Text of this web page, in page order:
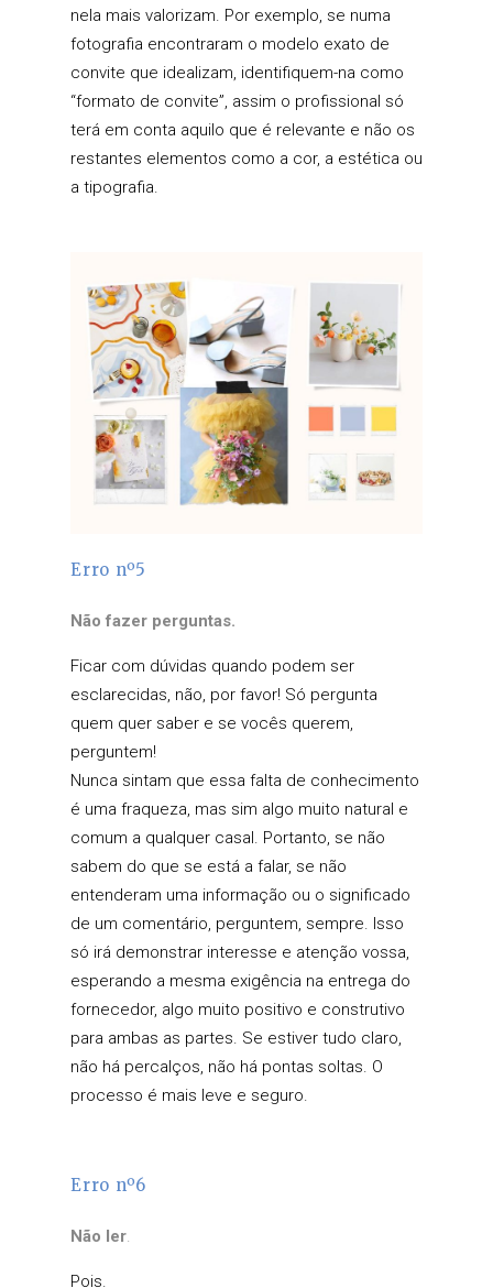
nela mais valorizam. Por exemplo, se numa
fotografia encontraram o modelo exato de
convite que idealizam, identifiquem-na como
“formato de convite”, assim o profissional só
terá em conta aquilo que é relevante e não os
restantes elementos como a cor, a estética ou
a tipografia.
Erro nº5
Não fazer perguntas.
Ficar com dúvidas quando podem ser
esclarecidas, não, por favor! Só pergunta
quem quer saber e se vocês querem,
perguntem!
Nunca sintam que essa falta de conhecimento
é uma fraqueza, mas sim algo muito natural e
comum a qualquer casal. Portanto, se não
sabem do que se está a falar, se não
entenderam uma informação ou o significado
de um comentário, perguntem, sempre. Isso
só irá demonstrar interesse e atenção vossa,
esperando a mesma exigência na entrega do
fornecedor, algo muito positivo e construtivo
para ambas as partes. Se estiver tudo claro,
não há percalços, não há pontas soltas. O
processo é mais leve e seguro.
Erro nº6
Não ler.
Pois.